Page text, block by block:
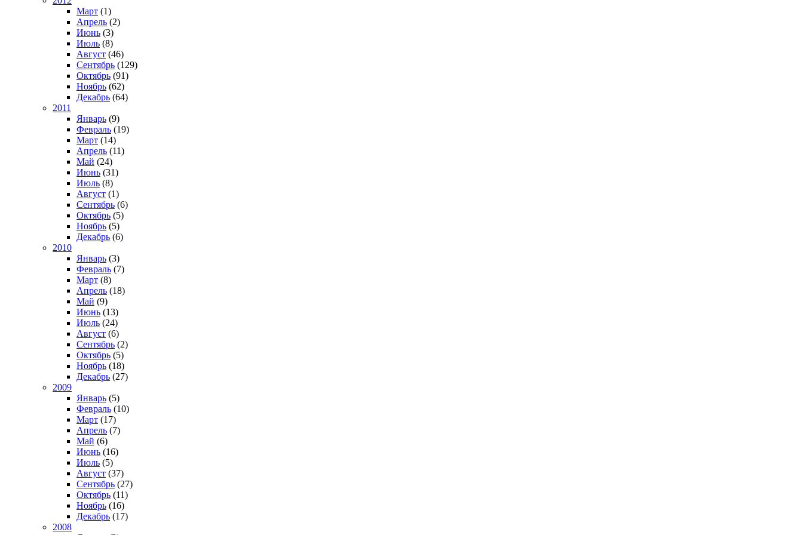
Март (1)
Апрель (2)
Июнь (3)
Июль (8)
Август (46)
Сентябрь (129)
Октябрь (91)
Ноябрь (62)
Декабрь (64)
2011
Январь (9)
Февраль (19)
Март (14)
Апрель (11)
Май (24)
Июнь (31)
Июль (8)
Август (1)
Сентябрь (6)
Октябрь (5)
Ноябрь (5)
Декабрь (6)
2010
Январь (3)
Февраль (7)
Март (8)
Апрель (18)
Май (9)
Июнь (13)
Июль (24)
Август (6)
Сентябрь (2)
Октябрь (5)
Ноябрь (18)
Декабрь (27)
2009
Январь (5)
Февраль (10)
Март (17)
Апрель (7)
Май (6)
Июнь (16)
Июль (5)
Август (37)
Сентябрь (27)
Октябрь (11)
Ноябрь (16)
Декабрь (17)
2008